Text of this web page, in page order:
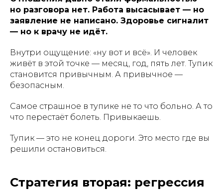
но разговора нет. Работа высасывает — но
заявление не написано. Здоровье сигналит
— но к врачу не идёт.
Внутри ощущение: «ну вот и всё». И человек
живёт в этой точке — месяц, год, пять лет. Тупик
становится привычным. А привычное —
безопасным.
Самое страшное в тупике не то что больно. А то
что перестаёт болеть. Привыкаешь.
Тупик — это не конец дороги. Это место где вы
решили остановиться.
Стратегия вторая: регрессия